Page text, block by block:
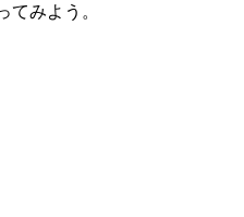
みよう。